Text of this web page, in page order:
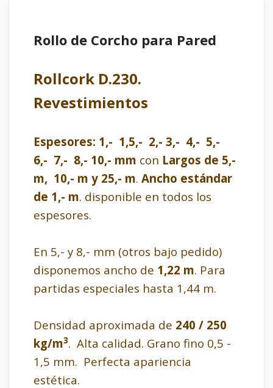
Rollo de Corcho para Pared
Rollcork D.230.
Revestimientos
Espesores: 1,- 1,5,- 2,- 3,- 4,- 5,-
6,- 7,- 8,- 10,- mm con Largos de 5,-
m, 10,- m y 25,- m. Ancho estándar
de 1,- m. disponible en todos los
espesores.
En 5,- y 8,- mm (otros bajo pedido)
disponemos ancho de 1,22 m. Para
partidas especiales hasta 1,44 m.
Densidad aproximada de 240 / 250
kg/m3. Alta calidad. Grano fino 0,5 -
1,5 mm. Perfecta apariencia
estética.